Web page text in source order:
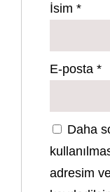
İsim*
E-posta*
Daha
adresim